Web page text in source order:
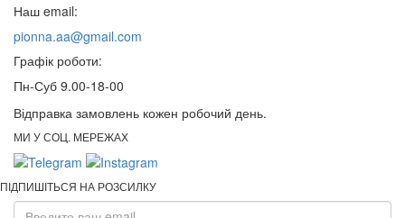
Наш email:
pionna.aa@gmail.com
Графік роботи:
Пн-Суб 9.00-18-00
Відправка замовлень кожен робочий день.
МИ У СОЦ. МЕРЕЖАХ
ПІДПИШІТЬСЯ НА РОЗСИЛКУ